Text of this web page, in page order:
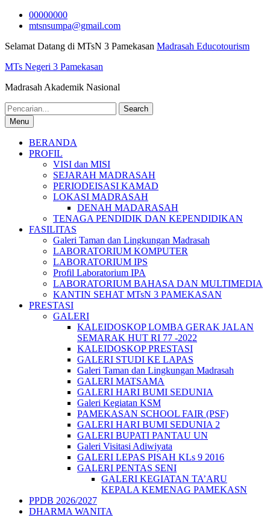
Skip
00000000
mtsnsumpa@gmail.com
Selamat Datang di MTsN 3 Pamekasan Madrasah Educotourism
MTs Negeri 3 Pamekasan
Madrasah Akademik Nasional
Search
for:Menu
BERANDA
PROFIL
VISI dan MISI
SEJARAH MADRASAH
PERIODEISASI KAMAD
LOKASI MADRASAH
DENAH MADARASAH
TENAGA PENDIDIK DAN KEPENDIDIKAN
FASILITAS
Galeri Taman dan Lingkungan Madrasah
LABORATORIUM KOMPUTER
LABORATORIUM IPS
Profil Laboratorium IPA
LABORATORIUM BAHASA DAN MULTIMEDIA
KANTIN SEHAT MTsN 3 PAMEKASAN
PRESTASI
GALERI
KALEIDOSKOP LOMBA GERAK JALAN
SEMARAK HUT RI 77 -2022
KALEIDOSKOP PRESTASI
GALERI STUDI KE LAPAS
Galeri Taman dan Lingkungan Madrasah
GALERI MATSAMA
GALERI HARI BUMI SEDUNIA
Galeri Kegiatan KSM
PAMEKASAN SCHOOL FAIR (PSF)
GALERI HARI BUMI SEDUNIA 2
GALERI BUPATI PANTAU UN
Galeri Visitasi Adiwiyata
GALERI LEPAS PISAH KLs 9 2016
GALERI PENTAS SENI
GALERI KEGIATAN TA’ARU
KEPALA KEMENAG PAMEKASN
PPDB 2026/2027
DHARMA WANITA